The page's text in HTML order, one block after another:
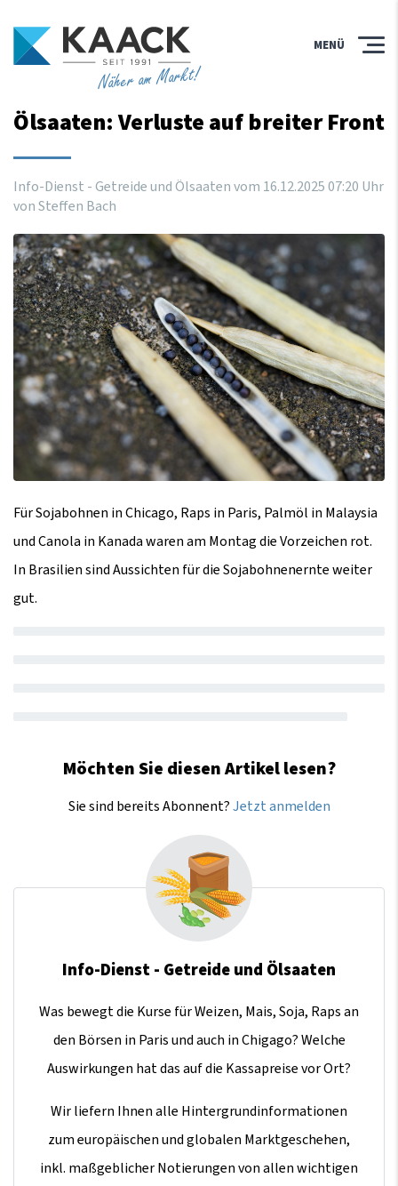
Näher am Markt!
MENÜ
Ölsaaten: Verluste auf breiter Front
Info-Dienst - Getreide und Ölsaaten vom 16.12.202507:20 Uhr
von Steffen Bach
Für Sojabohnen in Chicago, Raps in Paris, Palmöl in Malaysia
und Canola in Kanada waren am Montag die Vorzeichen rot.
In Brasilien sind Aussichten für die Sojabohnenernte weiter
gut.
Möchten Sie diesen Artikel lesen?
Sie sind bereits Abonnent?Jetzt anmelden
Info-Dienst - Getreide und Ölsaaten
Was bewegt die Kurse für Weizen, Mais, Soja, Raps an
den Börsen in Paris und auch in Chigago? Welche
Auswirkungen hat das auf die Kassapreise vor Ort?
Wir liefern Ihnen alle Hintergrundinformationen
zum europäischen und globalen Marktgeschehen,
inkl. maßgeblicher Notierungen von allen wichtigen